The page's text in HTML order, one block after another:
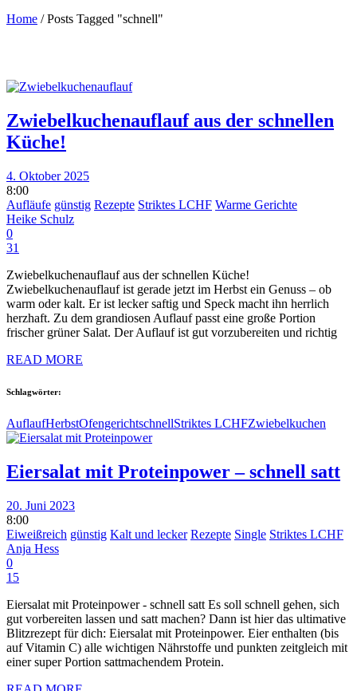
Home /Posts Tagged "schnell"
Zwiebelkuchenauflauf aus der schnellen
Küche!
4. Oktober 2025
8:00
Aufläufe günstig Rezepte Striktes LCHF Warme Gerichte
Heike Schulz
0
31
Zwiebelkuchenauflauf aus der schnellen Küche!
Zwiebelkuchenauflauf ist gerade jetzt im Herbst ein Genuss – ob
warm oder kalt. Er ist lecker saftig und Speck macht ihn herrlich
herzhaft. Zu dem grandiosen Auflauf passt eine große Portion
frischer grüner Salat. Der Auflauf ist gut vorzubereiten und richtig
READ MORE
Schlagwörter:
AuflaufHerbstOfengerichtschnellStriktes LCHFZwiebelkuchen
Eiersalat mit Proteinpower – schnell satt
20. Juni 2023
8:00
Eiweißreich günstig Kalt und lecker Rezepte Single Striktes LCHF
Anja Hess
0
15
Eiersalat mit Proteinpower - schnell satt Es soll schnell gehen, sich
gut vorbereiten lassen und satt machen? Dann ist hier das ultimative
Blitzrezept für dich: Eiersalat mit Proteinpower. Eier enthalten (bis
auf Vitamin C) alle wichtigen Nährstoffe und punkten zeitgleich mit
einer super Portion sattmachendem Protein.